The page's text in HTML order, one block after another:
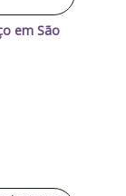
em São